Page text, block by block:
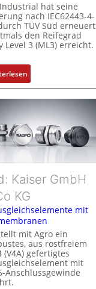
t
e
g
r
a
t
i
o
n
i
n
a
n
u
c
C
C
-
S
y
hat seine
nach IEC62443-4-
TÜV Süd erneuert
den Reifegrad
Level 3 (ML3) erreicht.
:
I
E
C
6
2
4
4
3
-
Z
e
r
t
i
f
i
Kaiser GmbH
KG
mit
mit Agro ein
aus rostfreiem
(V4A) gefertigtes
mit
Anschlussgewinde